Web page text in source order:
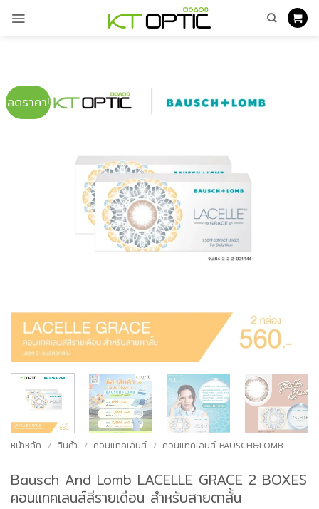
ลดราคา!
หน้าหลัก / สินค้า / คอนแทคเลนส์ / คอนแทคเลนส์ BAUSCH&LOMB
Bausch And Lomb LACELLE GRACE 2 BOXES
คอนแทคเลนส์สีรายเดือน สำหรับสายตาสั้น